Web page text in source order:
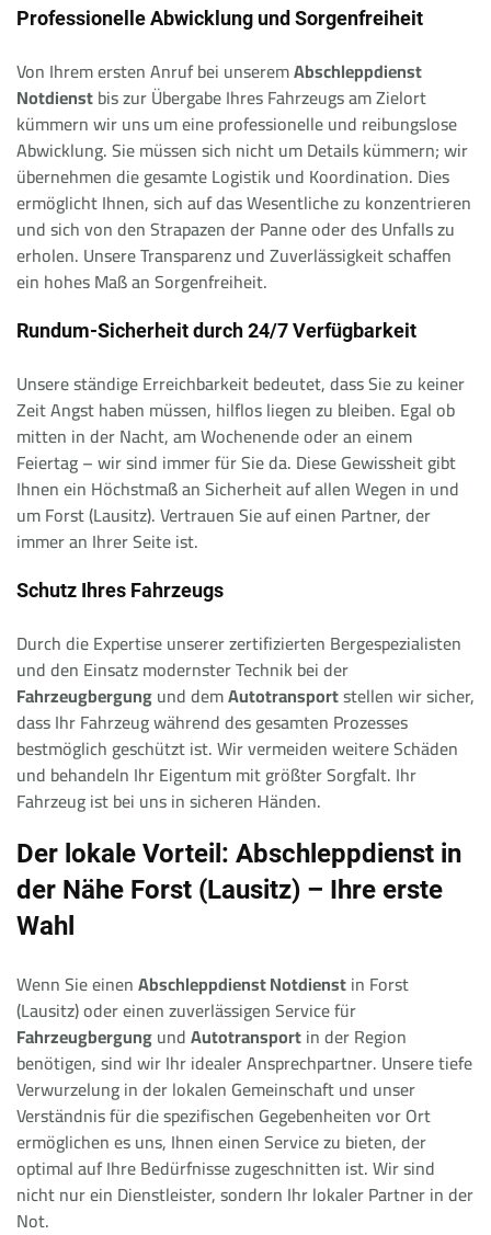
Professionelle Abwicklung und Sorgenfreiheit
Von Ihrem ersten Anruf bei unseremAbschleppdienst
Notdienstbis zur Übergabe Ihres Fahrzeugs am Zielort
kümmern wir uns um eine professionelle und reibungslose
Abwicklung. Sie müssen sich nicht um Details kümmern; wir
übernehmen die gesamte Logistik und Koordination. Dies
ermöglicht Ihnen, sich auf das Wesentliche zu konzentrieren
und sich von den Strapazen der Panne oder des Unfalls zu
erholen. Unsere Transparenz und Zuverlässigkeit schaffen
ein hohes Maß an Sorgenfreiheit.
Rundum-Sicherheit durch 24/7 Verfügbarkeit
Unsere ständige Erreichbarkeit bedeutet, dass Sie zu keiner
Zeit Angst haben müssen, hilflos liegen zu bleiben. Egal ob
mitten in der Nacht, am Wochenende oder an einem
Feiertag – wir sind immer für Sie da. Diese Gewissheit gibt
Ihnen ein Höchstmaß an Sicherheit auf allen Wegen in und
um Forst (Lausitz). Vertrauen Sie auf einen Partner, der
immer an Ihrer Seite ist.
Schutz Ihres Fahrzeugs
Durch die Expertise unserer zertifizierten Bergespezialisten
und den Einsatz modernster Technik bei der
Fahrzeugbergungund demAutotransportstellen wir sicher,
dass Ihr Fahrzeug während des gesamten Prozesses
bestmöglich geschützt ist. Wir vermeiden weitere Schäden
und behandeln Ihr Eigentum mit größter Sorgfalt. Ihr
Fahrzeug ist bei uns in sicheren Händen.
Der lokale Vorteil: Abschleppdienst in
der Nähe Forst (Lausitz) – Ihre erste
Wahl
Wenn Sie einenAbschleppdienst Notdienstin Forst
(Lausitz) oder einen zuverlässigen Service für
FahrzeugbergungundAutotransportin der Region
benötigen, sind wir Ihr idealer Ansprechpartner. Unsere tiefe
Verwurzelung in der lokalen Gemeinschaft und unser
Verständnis für die spezifischen Gegebenheiten vor Ort
ermöglichen es uns, Ihnen einen Service zu bieten, der
optimal auf Ihre Bedürfnisse zugeschnitten ist. Wir sind
nicht nur ein Dienstleister, sondern Ihr lokaler Partner in der
Not.